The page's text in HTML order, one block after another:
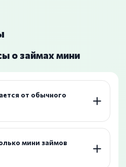
о займах мини
от обычного
мини займов